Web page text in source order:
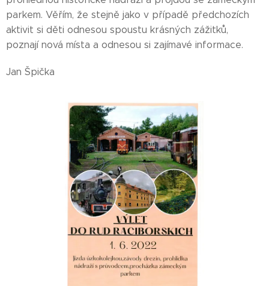
parkem. Věřím, že stejně jako v případě předchozích
aktivit si děti odnesou spoustu krásných zážitků,
poznají nová místa a odnesou si zajímavé informace.
Jan Špička